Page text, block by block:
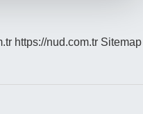
https://nud.com.tr Sitemap